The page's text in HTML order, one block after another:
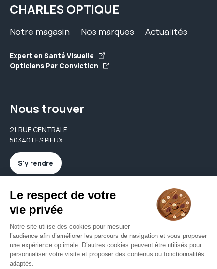
CHARLES OPTIQUE
Notre magasin Nos marques Actualités
Expert en Santé Visuelle
Opticiens Par Conviction
Nous trouver
21 RUE CENTRALE
50340 LES PIEUX
S'y rendre
Nous contacter
charles.optique@gmail.com
02 14 14 47 03
Nous contacter